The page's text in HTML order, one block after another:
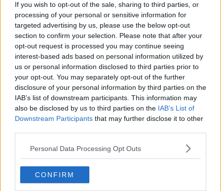
If you wish to opt-out of the sale, sharing to third parties, or
processing of your personal or sensitive information for
targeted advertising by us, please use the below opt-out
section to confirm your selection. Please note that after your
opt-out request is processed you may continue seeing
interest-based ads based on personal information utilized by
us or personal information disclosed to third parties prior to
your opt-out. You may separately opt-out of the further
disclosure of your personal information by third parties on the
IAB’s list of downstream participants. This information may
also be disclosed by us to third parties on the IAB’s List of
Downstream Participants that may further disclose it to other
Personal Data Processing Opt Outs
CONFIRM
della politica nazionale. In particolare, il civismo del centrodestra è
stato capace di segnare trasversalmente e senza conflitti un
percorso fatto di concretezza e consenso. In Toscana, l'esperienza
aretina ha dato l’avvio, prima fra tutte, ad un progressivo
cambiamento che vede oggi sette comuni capoluogo su dieci a
guida centrodestra, con una componente civica importante che
valorizza le municipalità rispetto alle linee politiche dei partiti
tradizionali.
Alla vigilia delle elezioni europee, e nell'ottica di una affermazione
del centrodestra, appare strategico non disperdere il potenziale
delle liste civiche che ad esso si richiamano e lavorare per rendere
efficace il loro contributo all'interno dell'area che è più loro vicina,
onorato di essere stato contattato dal presidente Antonio Tajani per
portare avanti questo progetto che riconosce il ruolo centrale dei
sindaci nella politica non soltanto nazionale ma sovranazionale: mi
è stato offerto di presentarmi come candidato indipendente alle
prossime elezioni nella lista dei centristi di Forza Italia-Noi
Moderati, una proposta che ho deciso di accettare non soltanto